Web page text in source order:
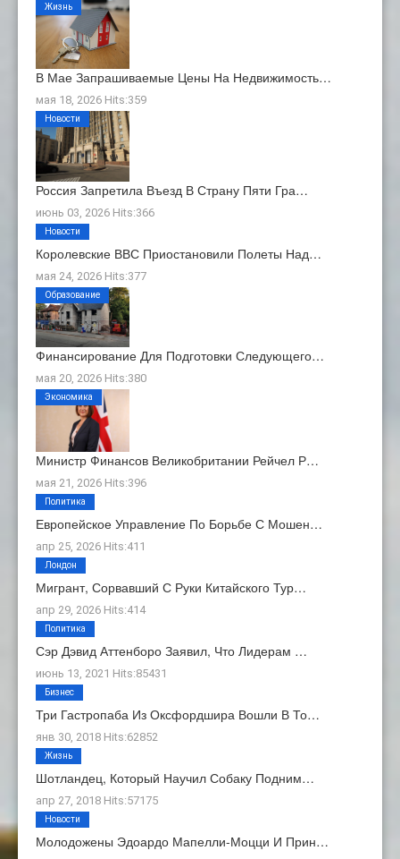
В Мае Запрашиваемые Цены На Недвижимость…
мая 18, 2026 Hits:359
Жизнь
Россия Запретила Въезд В Страну Пяти Гра…
июнь 03, 2026 Hits:366
Новости
Королевские ВВС Приостановили Полеты Над…
мая 24, 2026 Hits:377
Новости
Финансирование Для Подготовки Следующего…
мая 20, 2026 Hits:380
Образование
Министр Финансов Великобритании Рейчел Р…
мая 21, 2026 Hits:396
Экономика
Европейское Управление По Борьбе С Мошен…
апр 25, 2026 Hits:411
Политика
Мигрант, Сорвавший С Руки Китайского Тур…
апр 29, 2026 Hits:414
Лондон
Сэр Дэвид Аттенборо Заявил, Что Лидерам …
июнь 13, 2021 Hits:85431
Политика
Три Гастропаба Из Оксфордшира Вошли В То…
янв 30, 2018 Hits:62852
Бизнес
Шотландец, Который Научил Собаку Подним…
апр 27, 2018 Hits:57175
Жизнь
Молодожены Эдоардо Мапелли-Моцци И Прин…
Новости